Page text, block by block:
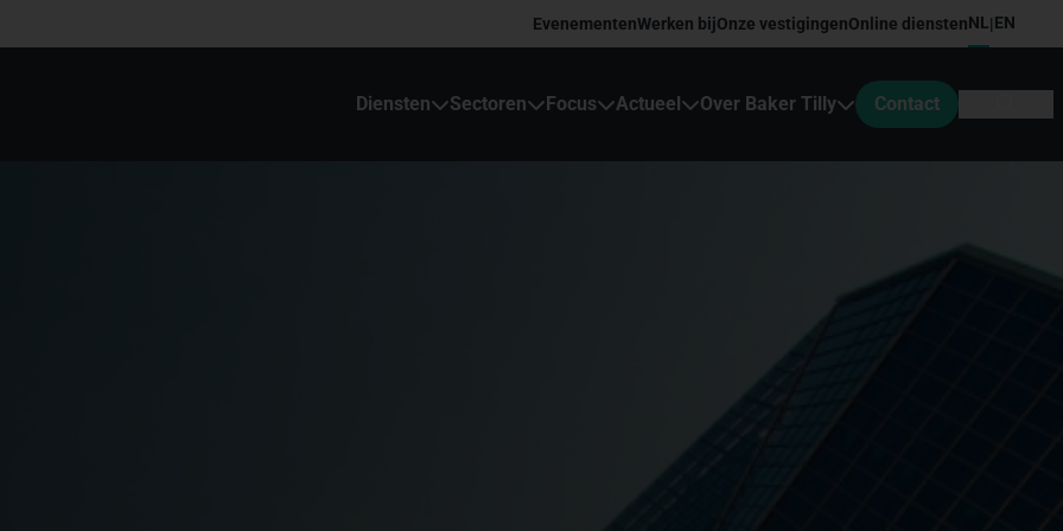
EvenementenWerken bijOnze vestigingenOnline dienstenNL|EN
Diensten Sectoren Focus Actueel Over Baker Tilly Contact